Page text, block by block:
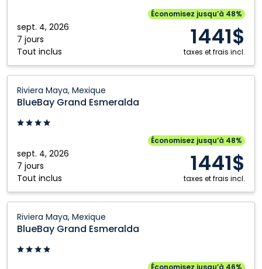
sept. 4, 2026
7 jours
Tout inclus
Économisez jusqu’à 48%
1441$
taxes et frais incl.
Mexique
Riviera Maya, Mexique
BlueBay Grand Esmeralda
sept. 4, 2026
7 jours
Tout inclus
Économisez jusqu’à 48%
1441$
taxes et frais incl.
Grand
Esmeralda:
Riviera
Mexique
Riviera Maya, Mexique
BlueBay Grand Esmeralda
Économisez jusqu’à 46%
Grand
Esmeralda:
Riviera